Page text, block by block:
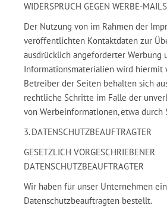
WIDERSPRUCH GEGEN WERBE-MAILS
Der Nutzung von im Rahmen der
veröffentlichten Kontaktdaten zur
ausdrücklich angeforderter Werbung
Informationsmaterialien wird hiermit
Betreiber der Seiten behalten sich
rechtliche Schritte im Falle der
von Werbeinformationen, etwa durch
3. DATENSCHUTZBEAUFTRAGTER
GESETZLICH VORGESCHRIEBENER
DATENSCHUTZBEAUFTRAGTER
Wir haben für unser Unternehmen
Datenschutzbeauftragten bestellt.